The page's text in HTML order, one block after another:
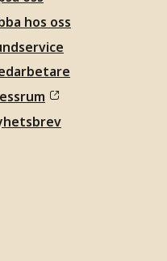
hos oss